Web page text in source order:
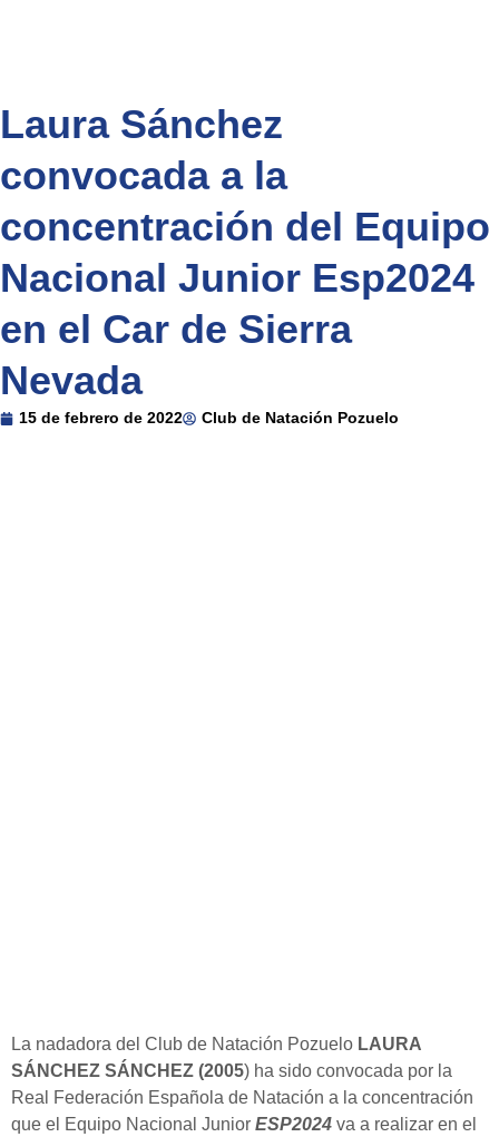
Laura Sánchez
convocada a la
concentración del Equipo
Nacional Junior Esp2024
en el Car de Sierra
Nevada
15 de febrero de 2022 Club de Natación Pozuelo
La nadadora del Club de Natación Pozuelo LAURA
SÁNCHEZ SÁNCHEZ (2005) ha sido convocada por la
Real Federación Española de Natación a la concentración
que el Equipo Nacional Junior ESP2024 va a realizar en el